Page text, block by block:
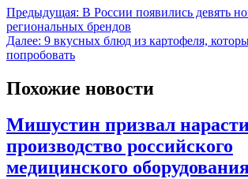
Предыдущая: В России появились девять
региональных брендов
Далее: 9 вкусных блюд из картофеля,
попробовать
Похожие новости
Мишустин призвал
производство российского
медицинского